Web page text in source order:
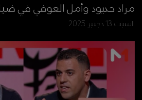
مراد حديود وأمل العوفي في
السبت 13 دجنبر 2025